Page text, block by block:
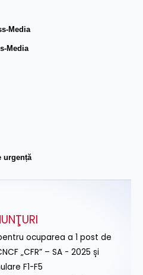
Media
Media
urgență
ocuparea a 1 post de
„CFR” – SA - 2025 și
F1-F5